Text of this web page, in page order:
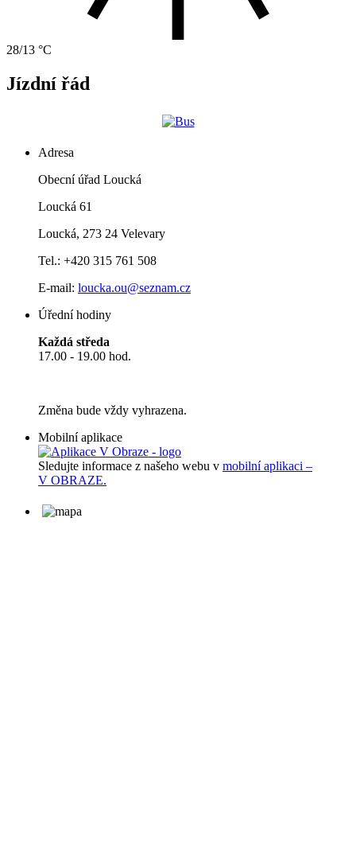
28/13 °C
Jízdní řád
Adresa
Obecní úřad Loucká
Loucká 61
Loucká, 273 24 Velevary
Tel.: +420 315 761 508
E-mail: loucka.ou@seznam.cz
Úřední hodiny
Každá středa
17.00 - 19.00 hod.
Změna bude vždy vyhrazena.
Mobilní aplikace
Sledujte informace z našeho webu v mobilní aplikaci –
V OBRAZE.